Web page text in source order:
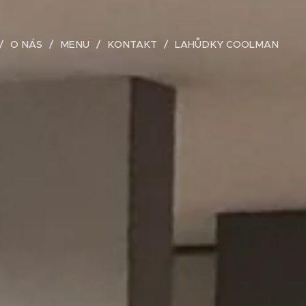
O NÁS MENU KONTAKT LAHŮDKY COOLMAN